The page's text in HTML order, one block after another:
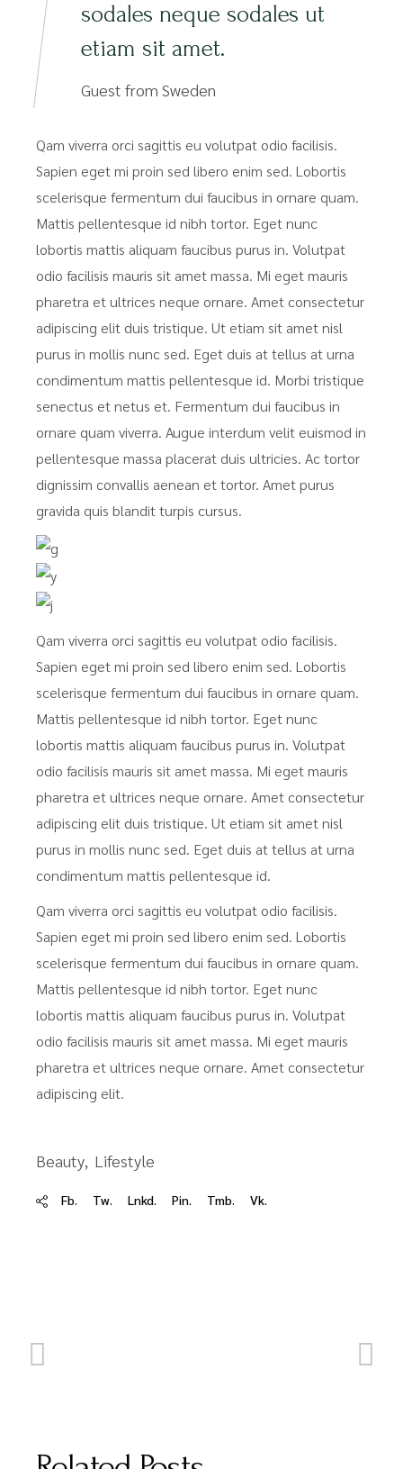
sodales neque sodales ut
etiam sit amet.
Guest from Sweden
Qam viverra orci sagittis eu volutpat odio facilisis.
Sapien eget mi proin sed libero enim sed. Lobortis
scelerisque fermentum dui faucibus in ornare quam.
Mattis pellentesque id nibh tortor. Eget nunc
lobortis mattis aliquam faucibus purus in. Volutpat
odio facilisis mauris sit amet massa. Mi eget mauris
pharetra et ultrices neque ornare. Amet consectetur
adipiscing elit duis tristique. Ut etiam sit amet nisl
purus in mollis nunc sed. Eget duis at tellus at urna
condimentum mattis pellentesque id. Morbi tristique
senectus et netus et. Fermentum dui faucibus in
ornare quam viverra. Augue interdum velit euismod in
pellentesque massa placerat duis ultricies. Ac tortor
dignissim convallis aenean et tortor. Amet purus
gravida quis blandit turpis cursus.
Qam viverra orci sagittis eu volutpat odio facilisis.
Sapien eget mi proin sed libero enim sed. Lobortis
scelerisque fermentum dui faucibus in ornare quam.
Mattis pellentesque id nibh tortor. Eget nunc
lobortis mattis aliquam faucibus purus in. Volutpat
odio facilisis mauris sit amet massa. Mi eget mauris
pharetra et ultrices neque ornare. Amet consectetur
adipiscing elit duis tristique. Ut etiam sit amet nisl
purus in mollis nunc sed. Eget duis at tellus at urna
condimentum mattis pellentesque id.
Qam viverra orci sagittis eu volutpat odio facilisis.
Sapien eget mi proin sed libero enim sed. Lobortis
scelerisque fermentum dui faucibus in ornare quam.
Mattis pellentesque id nibh tortor. Eget nunc
lobortis mattis aliquam faucibus purus in. Volutpat
odio facilisis mauris sit amet massa. Mi eget mauris
pharetra et ultrices neque ornare. Amet consectetur
adipiscing elit.
Beauty Lifestyle
Fb. Tw. Lnkd. Pin. Tmb. Vk.